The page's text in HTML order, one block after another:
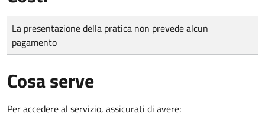
Tipo di pagamento
Importo
La presentazione della pratica non prevede alcun
pagamento
Cosa serve
Per accedere al servizio, assicurati di avere: